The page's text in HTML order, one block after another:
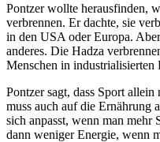
Pontzer wollte herausfinden,
verbrennen. Er dachte, sie
in den USA oder Europa.
anderes. Die Hadza
Menschen in industrialisierten
Pontzer sagt, dass Sport
muss auch auf die Ernährung
sich anpasst, wenn man
dann weniger Energie, wenn